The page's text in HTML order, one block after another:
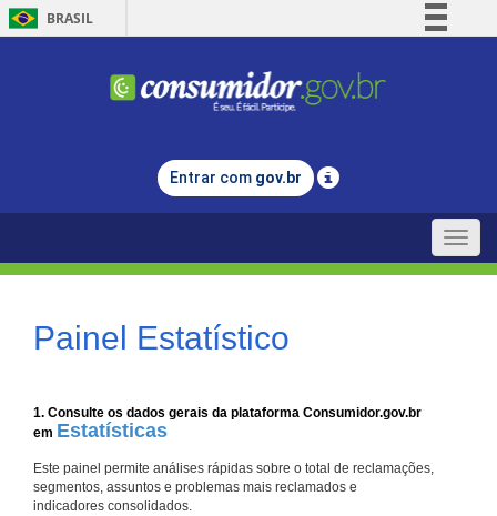
BRASIL
Comunica BR
Legislação
Entrar com gov.br
Toggle
Painel Estatístico
1. Consulte os dados gerais da plataforma Consumidor.gov.br
em Estatísticas
Este painel permite análises rápidas sobre o total de reclamações,
segmentos, assuntos e problemas mais reclamados e
indicadores consolidados.